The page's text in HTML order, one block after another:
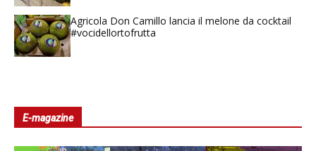
Agricola Don Camillo lancia il melone da cocktail
#vocidellortofrutta
E-magazine